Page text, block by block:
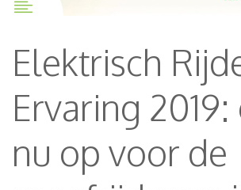
Elektrisch
Ervaring
nu op voor de